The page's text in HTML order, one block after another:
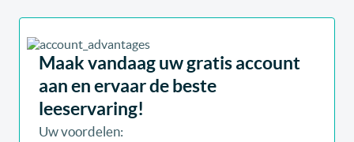
Maak vandaag uw gratis account
aan en ervaar de beste
leeservaring!
Uw voordelen: